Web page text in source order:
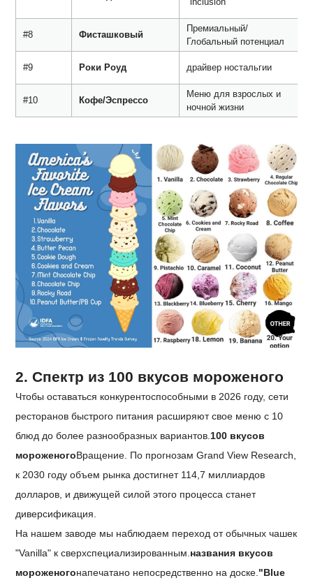
#8 Фисташковый
Премиальный/
Глобальный потенциал
#9 Роки Роуд драйвер ностальгии
#10 Кофе/Эспрессо
Меню для взрослых и
ночной жизни
2. Спектр из 100 вкусов мороженого
Чтобы оставаться конкурентоспособными в 2026 году, сети
ресторанов быстрого питания расширяют свое меню с 10
блюд до более разнообразных вариантов. 100 вкусов
мороженогоВращение. По прогнозам Grand View Research,
к 2030 году объем рынка достигнет 114,7 миллиардов
долларов, и движущей силой этого процесса станет
диверсификация.
На нашем заводе мы наблюдаем переход от обычных чашек
"Vanilla" к сверхспециализированным. названия вкусов
мороженогонапечатано непосредственно на доске. "Blue